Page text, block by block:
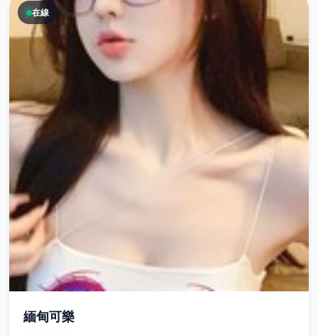
在線
緬甸可樂